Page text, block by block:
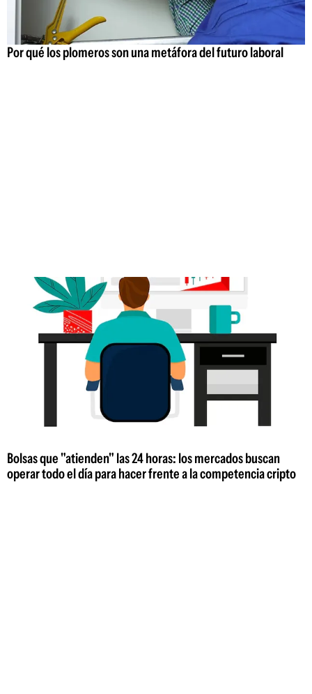
Por qué los plomeros son una metáfora del futuro laboral
Bolsas que "atienden" las 24 horas: los mercados buscan
operar todo el día para hacer frente a la competencia cripto